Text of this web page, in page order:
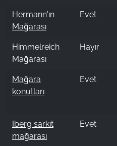
Hermann'ın
Mağarası
Evet
Himmelreich
Mağarası
Hayır
Mağara
konutları
Evet
Iberg sarkıt
mağarası
Evet